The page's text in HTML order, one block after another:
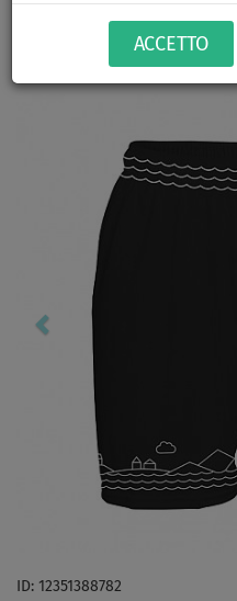
ACCETTO
Previous
ID: 12351388782